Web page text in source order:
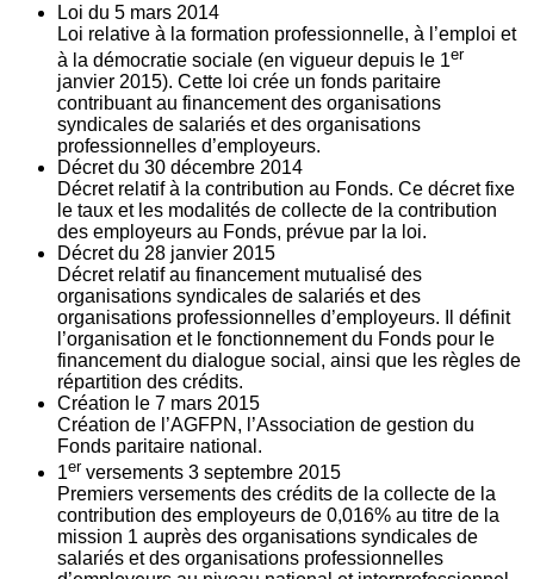
Loi du 5 mars 2014
Loi relative à la formation professionnelle, à l’emploi et
à la démocratie sociale (en vigueur depuis le 1er
janvier 2015). Cette loi crée un fonds paritaire
contribuant au financement des organisations
syndicales de salariés et des organisations
professionnelles d’employeurs.
Décret du 30 décembre 2014
Décret relatif à la contribution au Fonds. Ce décret fixe
le taux et les modalités de collecte de la contribution
des employeurs au Fonds, prévue par la loi.
Décret du 28 janvier 2015
Décret relatif au financement mutualisé des
organisations syndicales de salariés et des
organisations professionnelles d’employeurs. Il définit
l’organisation et le fonctionnement du Fonds pour le
financement du dialogue social, ainsi que les règles de
répartition des crédits.
Création le 7 mars 2015
Création de l’AGFPN, l’Association de gestion du
Fonds paritaire national.
1er versements 3 septembre 2015
Premiers versements des crédits de la collecte de la
contribution des employeurs de 0,016% au titre de la
mission 1 auprès des organisations syndicales de
salariés et des organisations professionnelles